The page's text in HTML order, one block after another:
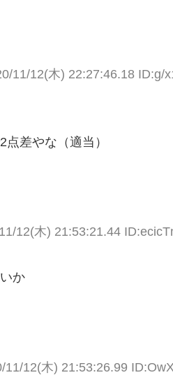
11/12(木) 22:27:46.18 ID:g/
差やな（適当）
12(木) 21:53:21.44
か
11/12(木) 21:53:26.99